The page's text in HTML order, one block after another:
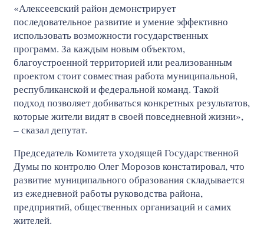
«Алексеевский район демонстрирует
последовательное развитие и умение эффективно
использовать возможности государственных
программ. За каждым новым объектом,
благоустроенной территорией или реализованным
проектом стоит совместная работа муниципальной,
республиканской и федеральной команд. Такой
подход позволяет добиваться конкретных результатов,
которые жители видят в своей повседневной жизни»,
– сказал депутат.
Председатель Комитета уходящей Государственной
Думы по контролю Олег Морозов констатировал, что
развитие муниципального образования складывается
из ежедневной работы руководства района,
предприятий, общественных организаций и самих
жителей.